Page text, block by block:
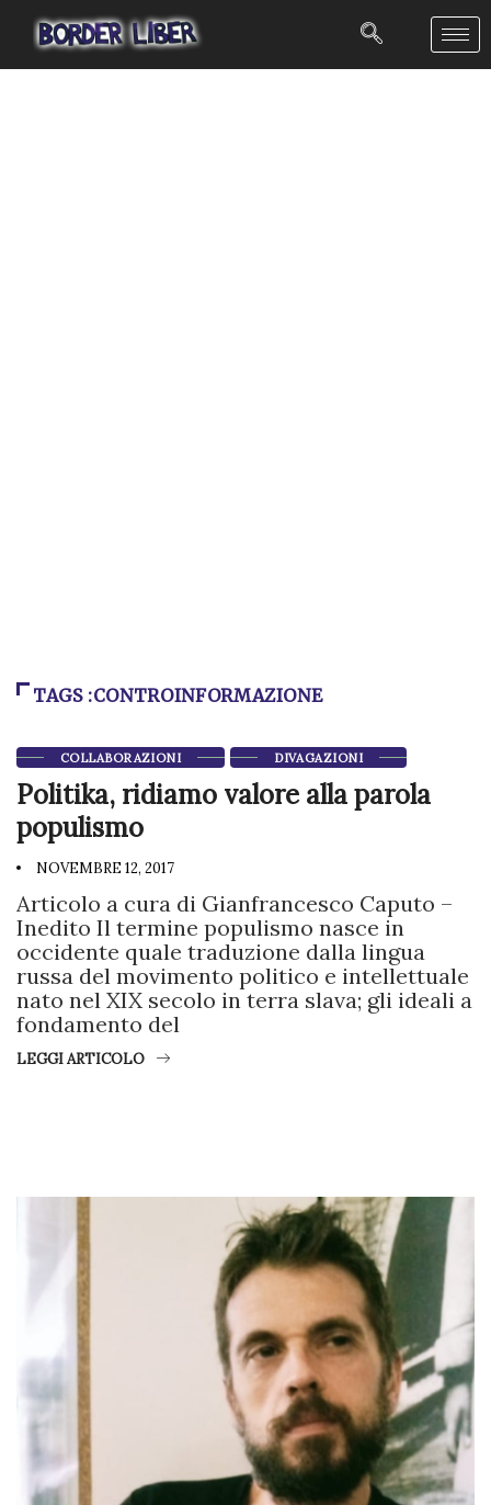
TAGS :CONTROINFORMAZIONE
COLLABORAZIONI DIVAGAZIONI
Politika, ridiamo valore alla parola
populismo
NOVEMBRE 12, 2017
Articolo a cura di Gianfrancesco Caputo –
Inedito Il termine populismo nasce in
occidente quale traduzione dalla lingua
russa del movimento politico e intellettuale
nato nel XIX secolo in terra slava; gli ideali a
fondamento del
LEGGI ARTICOLO